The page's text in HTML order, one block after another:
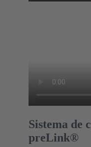
Sistema de
preLink®